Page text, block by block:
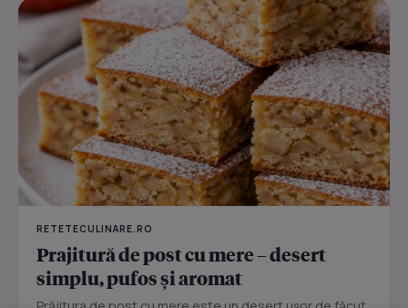
RETETECULINARE.RO
Prajitură de post cu mere – desert
simplu, pufos și aromat